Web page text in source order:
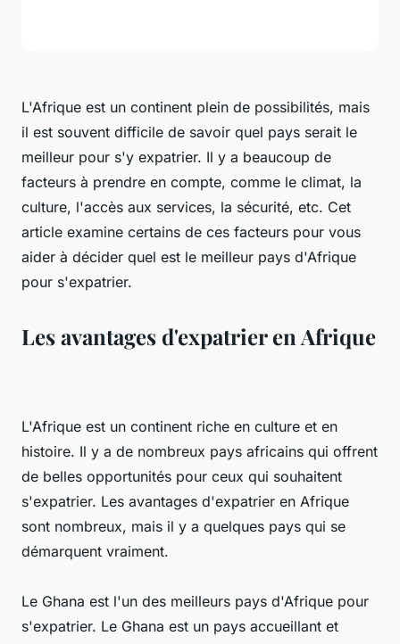
L'Afrique est un continent plein de possibilités, mais
il est souvent difficile de savoir quel pays serait le
meilleur pour s'y expatrier. Il y a beaucoup de
facteurs à prendre en compte, comme le climat, la
culture, l'accès aux services, la sécurité, etc. Cet
article examine certains de ces facteurs pour vous
aider à décider quel est le meilleur pays d'Afrique
pour s'expatrier.
Les avantages d'expatrier en Afrique
L'Afrique est un continent riche en culture et en
histoire. Il y a de nombreux pays africains qui offrent
de belles opportunités pour ceux qui souhaitent
s'expatrier. Les avantages d'expatrier en Afrique
sont nombreux, mais il y a quelques pays qui se
démarquent vraiment.
Le Ghana est l'un des meilleurs pays d'Afrique pour
s'expatrier. Le Ghana est un pays accueillant et